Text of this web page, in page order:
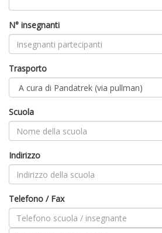
N° insegnanti
Trasporto
Scuola
Indirizzo
Telefono / Fax